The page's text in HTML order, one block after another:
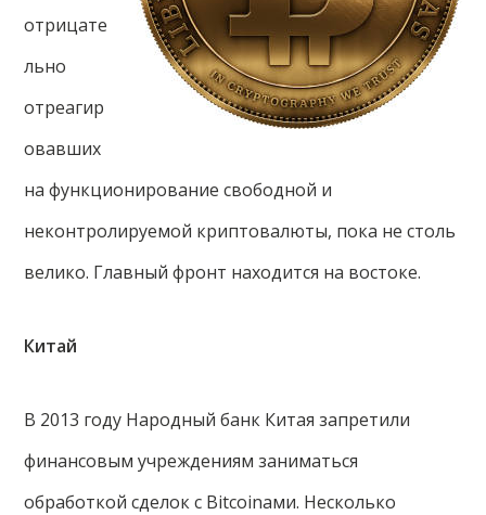
отрицате
льно
отреагир
овавших
на функционирование свободной и
неконтролируемой криптовалюты, пока не столь
велико. Главный фронт находится на востоке.
Китай
В 2013 году Народный банк Китая запретили
финансовым учреждениям заниматься
обработкой сделок с Bitcoinами. Несколько